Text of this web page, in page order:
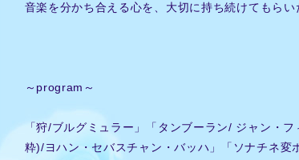
音楽を分かち合える心を、大切に持ち続けてもらい
～program～
「狩/ブルグミュラー」「タンブーラン/ ジャン・
粋)/ヨハン・セバスチャン・バッハ」「ソナチネ